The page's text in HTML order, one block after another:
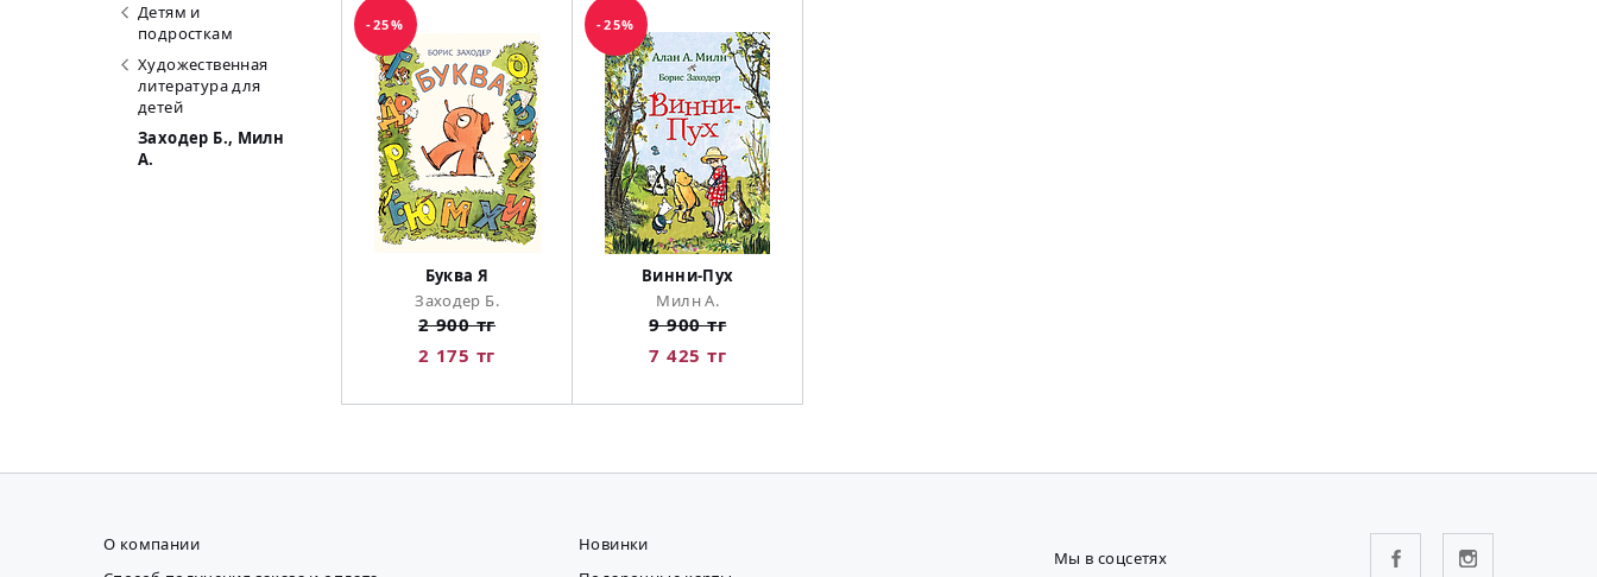
Детям и
подросткам
Художественная
литература для
детей
Заходер Б., Милн
А.
-25%
Буква Я
Заходер Б.
2 900 тг
2 175 тг
-25%
Винни-Пух
Милн А.
9 900 тг
7 425 тг
О компании
Новинки
Мы в соцсетях